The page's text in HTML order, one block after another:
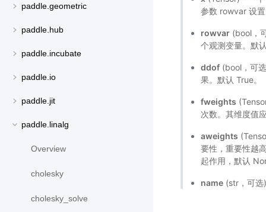
paddle.geometric
paddle.hub
paddle.incubate
paddle.io
paddle.jit
paddle.linalg
Overview
cholesky
cholesky_solve
参数 rowvar 设
rowvar (bool，
个观测变量。默
ddof (bool，可
果。默认 True。
fweights
次数。其维度值
aweights
要性，重要性越
起作用，默认
name (str，可